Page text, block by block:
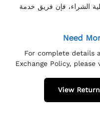
الشراء، فإن فريق خدمة
Need
For complete details
Exchange Policy,
View